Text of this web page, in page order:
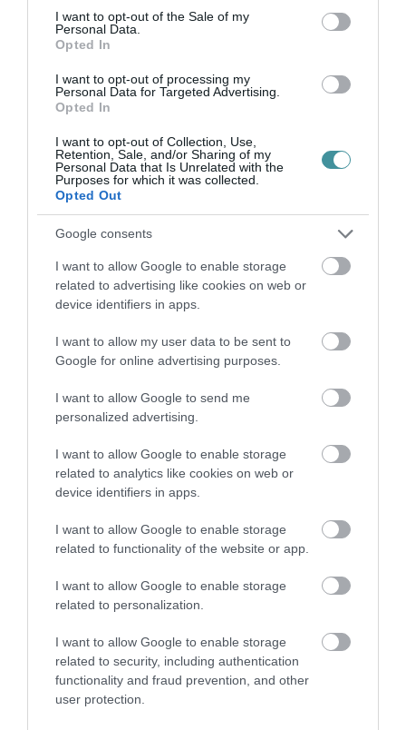
consent section.
I want to opt-out of the Sale of my
Personal Data.
Opted In
I want to opt-out of processing my
Personal Data for Targeted Advertising.
Opted In
I want to opt-out of Collection, Use,
Retention, Sale, and/or Sharing of my
Personal Data that Is Unrelated with the
Purposes for which it was collected.
Opted Out
Google consents
I want to allow Google to enable storage
related to advertising like cookies on web or
device identifiers in apps.
I want to allow my user data to be sent to
Google for online advertising purposes.
I want to allow Google to send me
personalized advertising.
I want to allow Google to enable storage
related to analytics like cookies on web or
device identifiers in apps.
I want to allow Google to enable storage
related to functionality of the website or app.
I want to allow Google to enable storage
related to personalization.
I want to allow Google to enable storage
related to security, including authentication
functionality and fraud prevention, and other
user protection.
AZ ELEKTROMOS ROLLER NEM SEGÉDMOTOROS KERÉKPÁR: SEM
2022. június 18|Mindenki ügye
Az elmúlt napokban újra elárasztotta az internetet és a közösségi
médiát az a téves információ, amely szerint az elektromos roller
segédmotor és így ezek a szabályok vonatkoznak rá. A Jövő
Mobilitá...
ELKÉSZÜLT A KRESZ-MÓDOSÍTÓ JAVASLAT, AMELY AZ E-
ROLLEREK KÖZLEKEDÉSÉT IS SZABÁLYOZNÁ
2022. szeptember 10|Mindenki ügye
Elkészült a javaslat, amely az elektromos rollerek közlekedését
is szabályozná: a parlament Révész Máriusz aktív
Magyarországért felelős államtitkár szerint már az idén
ÉLETVESZÉLY, AHOGY AZ EGRI ROLLERES HASÍT A 25-ÖS FŐÚTON
2023. január 31 |Vélemény
A közösségi médiában találtuk ezt a videót, a készítőjének
egyetértünk, ezért is osztjuk meg. Hogy miért is kellene minél
hamarabb ...
CSAK A NAGYOBB SEBESSÉGŰ ELEKTROMOS ROLLEREK
MINŐSÜLNÉNEK SEGÉDMOTOROS KERÉKPÁRNAK
2023. március 29 |Mindenki ügye
Nem tisztázott jelenleg, hogy a 20-25 km/órával közlekedő e-
rolleresek egyáltalán gyalogosnak minősülnek-e, az ennél
gyorsabb járművek pedig segédmotoros kerékpárnak
tekintendőek-e - foglalta ös...
JÓ ÖTLET EGERBEN EGY ELEKTROMOS ROLLER MEGOSZTÓ
LEHETŐSÉG? - SZAVAZÁS
2023. június 19|Eger ügye